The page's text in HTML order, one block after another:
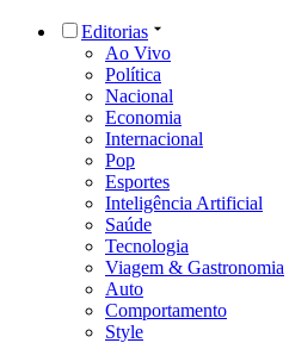
Editorias
Ao Vivo
Política
Nacional
Economia
Internacional
Pop
Esportes
Inteligência Artificial
Saúde
Tecnologia
Viagem & Gastronomia
Auto
Comportamento
Style